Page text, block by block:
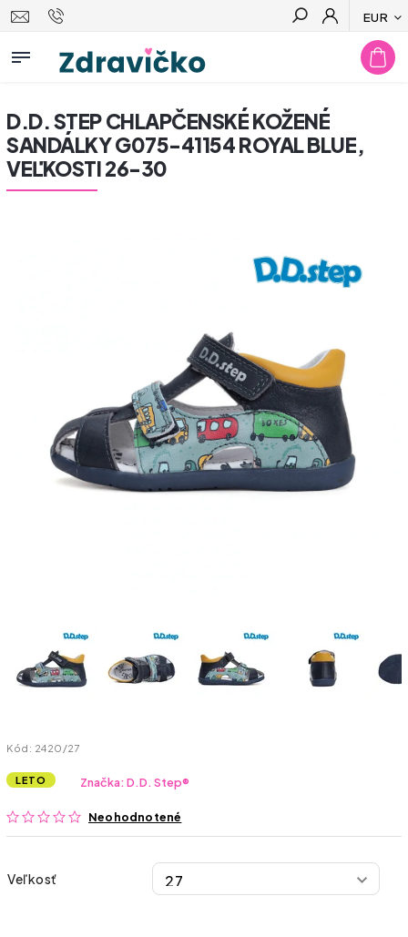
EUR
Hľadať
D.D. STEP CHLAPČENSKÉ KOŽENÉ
SANDÁLKY G075-41154 ROYAL BLUE,
VEĽKOSTI 26-30
Kód: 2420/27
LETO
Neohodnotené
Značka:D.D. Step®
Veľkosť